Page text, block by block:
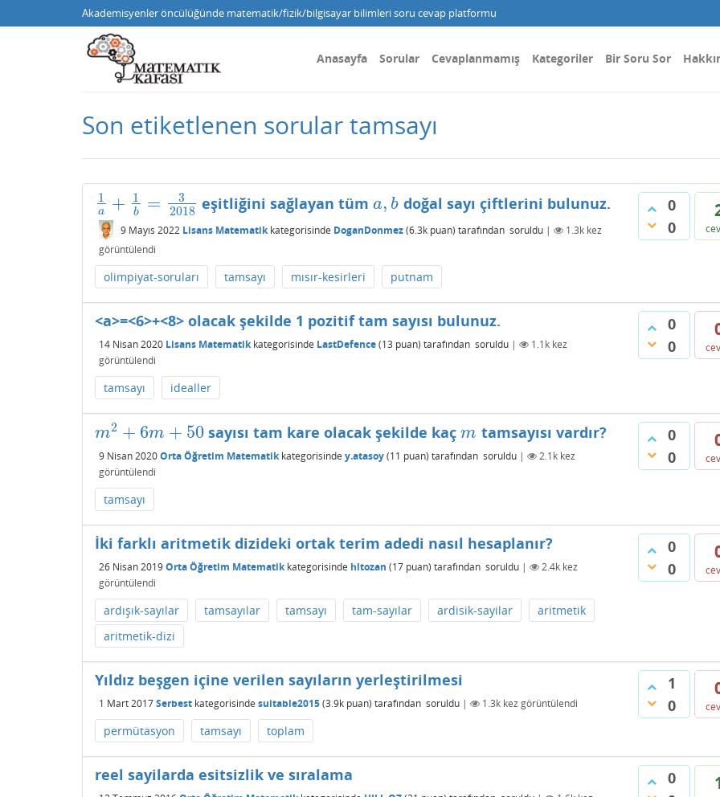
Akademisyenler öncülüğünde matematik/fizik/bilgisayar bilimleri soru cevap platformu
Anasayfa Sorular Cevaplanmamış Kategoriler Bir Soru Sor
Son etiketlenen sorular tamsayı
0
0
1
a + 1
b =
3
2018
1a +1 b= 32018 eşitliğini sağlayan tüma, b
a,b doğal sayı çiftlerini bulunuz.
9 Mayıs 2022 Lisans Matematikkategorisinde DoganDonmez(6.3k puan) tarafından soruldu | 1.3k kez
görüntülendi
olimpiyat-soruları tamsayı mısır-kesirleri putnam
0
0
<a>=<6>+<8> olacak şekilde 1 pozitif tam sayısı bulunuz.
14 Nisan 2020 Lisans Matematikkategorisinde LastDefence(13 puan) tarafından soruldu | 1.1k kez
görüntülendi
tamsayı idealler
0
0
m2 + 6m + 50
m2 +6m+50 sayısı tam kare olacak şekilde kaçm
m tamsayısı vardır?
9 Nisan 2020Orta Öğretim Matematikkategorisinde y.atasoy(11 puan) tarafından soruldu | 2.1k kez
görüntülendi
tamsayı
0
0
İki farklı aritmetik dizideki ortak terim adedi nasıl hesaplanır?
26 Nisan 2019Orta Öğretim Matematikkategorisinde hltozan (17 puan) tarafından soruldu | 2.4k kez
görüntülendi
ardışık-sayılar tamsayılar tamsayı tam-sayılar ardisik-sayilar
aritmetik
aritmetik-dizi
1
0
Yıldız beşgen içine verilen sayıların yerleştirilmesi
1 Mart 2017Serbest kategorisinde suitable2015(3.9k puan) tarafından soruldu | 1.3k kez görüntülendi
permütasyon tamsayı toplam
0
reel sayilarda esitsizlik ve sıralama